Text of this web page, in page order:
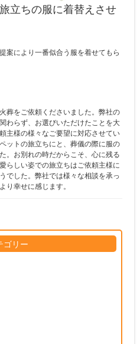
立ちの服に着替えさせ
案により一番似合う服を着せてもら
葬をご依頼くださいました。弊社の
わらず、お選びいただけたことを大
主様の様々なご要望に対応させてい
ットの旅立ちにと、葬儀の際に服の
。お別れの時だからこそ、心に残る
らしい姿での旅立ちはご依頼主様に
でした。弊社では様々な相談を承っ
り幸せに感じます。
ゴリー